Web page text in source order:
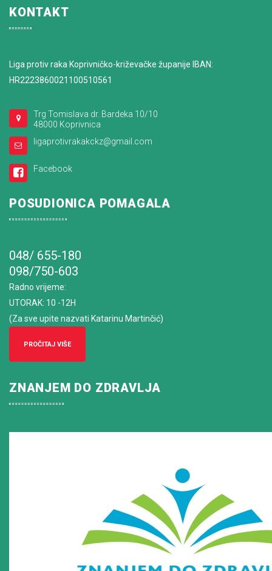
KONTAKT
Liga protiv raka Koprivničko-križevačke županije IBAN:
HR2223860021100510561
Trg Tomislava dr. Bardeka 10/10
48000 Koprivnica
ligaprotivrakakckz@gmail.com
Facebook
POSUDIONICA POMAGALA
048/ 655-180
098/750-603
Radno vrijeme:
UTORAK: 10 -12H
(Za sve upite nazvati Katarinu Martinčić)
PROČITAJ VIŠE
ZNANJEM DO ZDRAVLJA